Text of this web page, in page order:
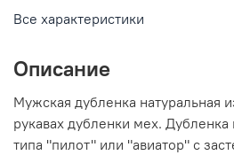
Все характеристики
Описание
Мужская дубленка натуральная
рукавах дубленки мех. Дубленка
типа "пилот" или "авиатор" с